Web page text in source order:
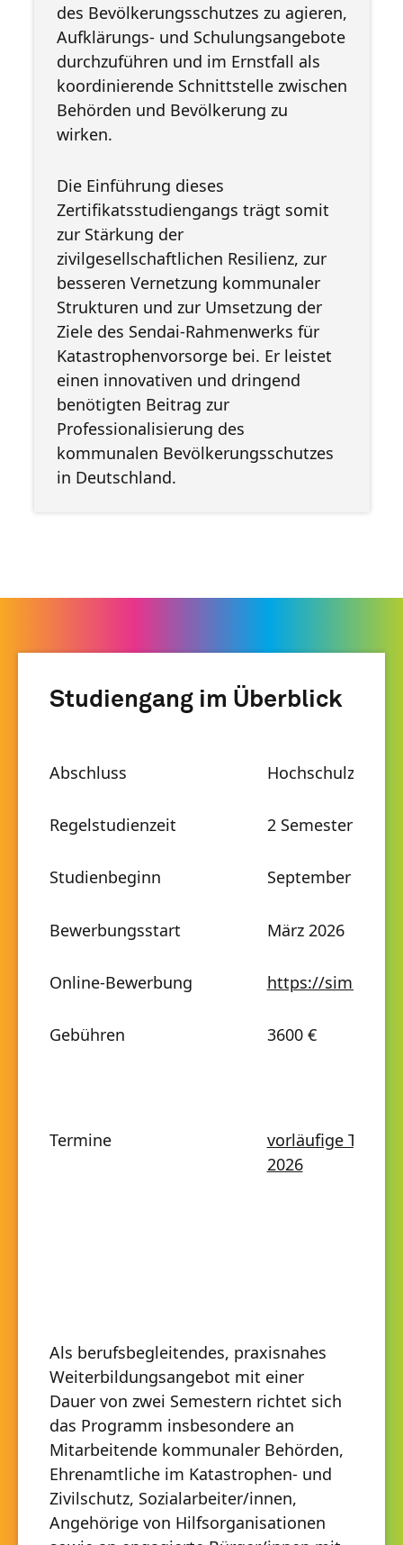
des Bevölkerungsschutzes zu agieren,
Aufklärungs- und Schulungsangebote
durchzuführen und im Ernstfall als
koordinierende Schnittstelle zwischen
Behörden und Bevölkerung zu
wirken.
Die Einführung dieses
Zertifikatsstudiengangs trägt somit
zur Stärkung der
zivilgesellschaftlichen Resilienz, zur
besseren Vernetzung kommunaler
Strukturen und zur Umsetzung der
Ziele des Sendai-Rahmenwerks für
Katastrophenvorsorge bei. Er leistet
einen innovativen und dringend
benötigten Beitrag zur
Professionalisierung des
kommunalen Bevölkerungsschutzes
in Deutschland.
Studiengang im Überblick
Abschluss
Regelstudienzeit 2 Semester
Studienbeginn September 2026
Bewerbungsstart März 2026
Online-Bewerbung https://
Gebühren 3600 €
Termine
vorläufige
2026
Als berufsbegleitendes, praxisnahes
Weiterbildungsangebot mit einer
Dauer von zwei Semestern richtet sich
das Programm insbesondere an
Mitarbeitende kommunaler Behörden,
Ehrenamtliche im Katastrophen- und
Zivilschutz, Sozialarbeiter/innen,
Angehörige von Hilfsorganisationen